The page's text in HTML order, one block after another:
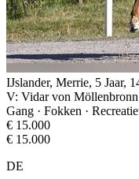
IJslander, Merrie, 5 Jaar,
V: Vidar von Möllenbronn
Gang · Fokken ·
€ 15.000
€ 15.000
DE